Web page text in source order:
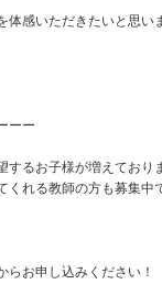
体感いただきたいと思い
ーー
するお子様が増えており
くれる教師の方も募集中
お申し込みください！